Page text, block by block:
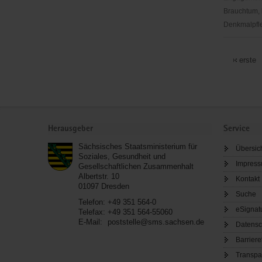
Kampfkunst
Turn-
1861
Chemnitz-
Altendorf
erste
Herausgeber
Sächsisches Staatsministerium für
Soziales, Gesundheit und
Gesellschaftlichen Zusammenhalt
Albertstr. 10
01097 Dresden
Telefon: +49 351 564-0
Telefax: +49 351 564-55060
E-Mail:
poststelle@sms.sachsen.de
Service
Kontakt
Suche